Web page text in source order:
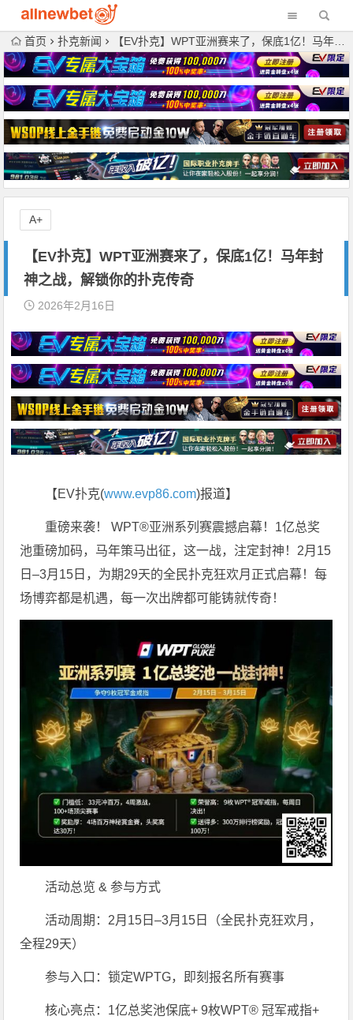
首页 扑克新闻 【EV扑克】WPT亚洲赛来了，保底1亿！马年封神之战，解锁你的扑克传奇
【EV扑克】WPT亚洲赛来了，保底1亿！马年封
神之战，解锁你的扑克传奇
2026年2月16日
【EV扑克(www.evp86.com)报道】
重磅来袭！ WPT®亚洲系列赛震撼启幕！1亿总奖
池重磅加码，马年策马出征，这一战，注定封神！2月15
日–3月15日，为期29天的全民扑克狂欢月正式启幕！每
场博弈都是机遇，每一次出牌都可能铸就传奇！
活动总览 & 参与方式
活动周期：2月15日–3月15日（全民扑克狂欢月，
全程29天）
参与入口：锁定WPTG，即刻报名所有赛事
核心亮点：1亿总奖池保底+ 9枚WPT® 冠军戒指+
A+